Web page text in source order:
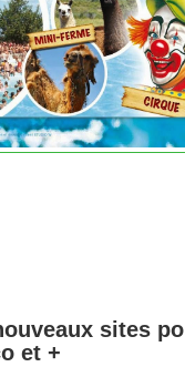
sites
et +